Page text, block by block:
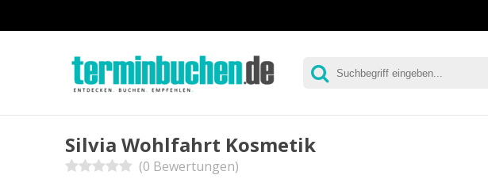
Silvia Wohlfahrt Kosmetik
(0 Bewertungen)